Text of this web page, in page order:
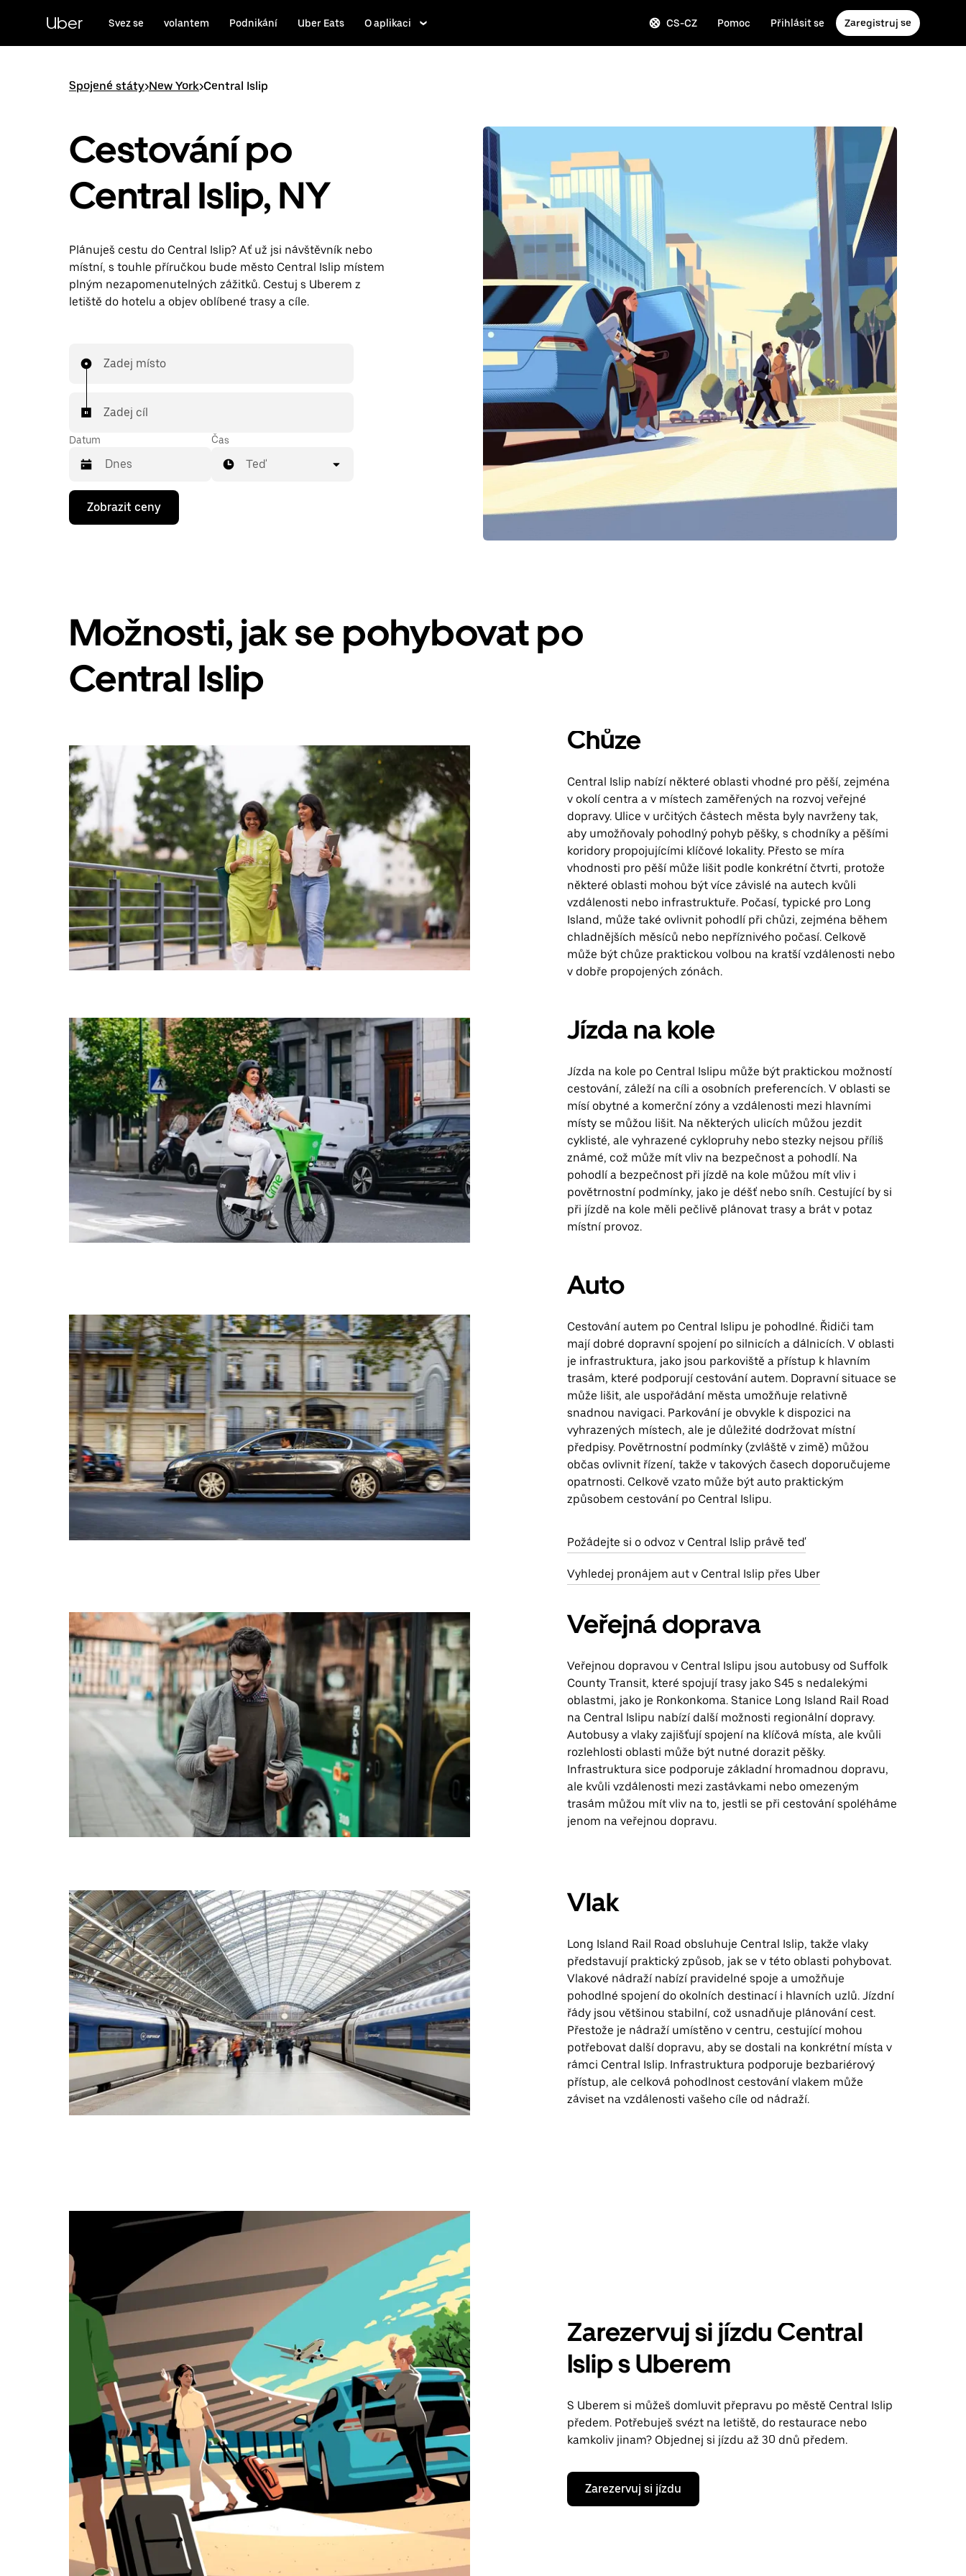
obsah
Uber Svez se volantem Podnikání Uber Eats O aplikaci CS-CZ Pomoc Přihlásit se Zaregistruj se
Spojené státy>New York>Central Islip
Cestování po
Central Islip, NY
Plánuješ cestu do Central Islip? Ať už jsi návštěvník nebo
místní, s touhle příručkou bude město Central Islip místem
plným nezapomenutelných zážitků. Cestuj s Uberem z
letiště do hotelu a objev oblíbené trasy a cíle.
Zadej místo
Zadej cíl
Datum
Stisknutím
klávesy
se
Stisknutím
klávesy
zavřeš
kalendář.
Čas
Teď
Zobrazit ceny
Možnosti, jak se pohybovat po
Central Islip
Chůze
Central Islip nabízí některé oblasti vhodné pro pěší, zejména
v okolí centra a v místech zaměřených na rozvoj veřejné
dopravy. Ulice v určitých částech města byly navrženy tak,
aby umožňovaly pohodlný pohyb pěšky, s chodníky a pěšími
koridory propojujícími klíčové lokality. Přesto se míra
vhodnosti pro pěší může lišit podle konkrétní čtvrti, protože
některé oblasti mohou být více závislé na autech kvůli
vzdálenosti nebo infrastruktuře. Počasí, typické pro Long
Island, může také ovlivnit pohodlí při chůzi, zejména během
chladnějších měsíců nebo nepříznivého počasí. Celkově
může být chůze praktickou volbou na kratší vzdálenosti nebo
v dobře propojených zónách.
Jízda na kole
Jízda na kole po Central Islipu může být praktickou možností
cestování, záleží na cíli a osobních preferencích. V oblasti se
mísí obytné a komerční zóny a vzdálenosti mezi hlavními
místy se můžou lišit. Na některých ulicích můžou jezdit
cyklisté, ale vyhrazené cyklopruhy nebo stezky nejsou příliš
známé, což může mít vliv na bezpečnost a pohodlí. Na
pohodlí a bezpečnost při jízdě na kole můžou mít vliv i
povětrnostní podmínky, jako je déšť nebo sníh. Cestující by si
při jízdě na kole měli pečlivě plánovat trasy a brát v potaz
místní provoz.
Auto
Cestování autem po Central Islipu je pohodlné. Řidiči tam
mají dobré dopravní spojení po silnicích a dálnicích. V oblasti
je infrastruktura, jako jsou parkoviště a přístup k hlavním
trasám, které podporují cestování autem. Dopravní situace se
může lišit, ale uspořádání města umožňuje relativně
snadnou navigaci. Parkování je obvykle k dispozici na
vyhrazených místech, ale je důležité dodržovat místní
předpisy. Povětrnostní podmínky (zvláště v zimě) můžou
občas ovlivnit řízení, takže v takových časech doporučujeme
opatrnosti. Celkově vzato může být auto praktickým
způsobem cestování po Central Islipu.
Požádejte si o odvoz v Central Islip právě teď
Vyhledej pronájem aut v Central Islip přes Uber
Veřejná doprava
Veřejnou dopravou v Central Islipu jsou autobusy od Suffolk
County Transit, které spojují trasy jako S45 s nedalekými
oblastmi, jako je Ronkonkoma. Stanice Long Island Rail Road
na Central Islipu nabízí další možnosti regionální dopravy.
Autobusy a vlaky zajišťují spojení na klíčová místa, ale kvůli
rozlehlosti oblasti může být nutné dorazit pěšky.
Infrastruktura sice podporuje základní hromadnou dopravu,
ale kvůli vzdálenosti mezi zastávkami nebo omezeným
trasám můžou mít vliv na to, jestli se při cestování spoléháme
jenom na veřejnou dopravu.
Vlak
Long Island Rail Road obsluhuje Central Islip, takže vlaky
představují praktický způsob, jak se v této oblasti pohybovat.
Vlakové nádraží nabízí pravidelné spoje a umožňuje
pohodlné spojení do okolních destinací i hlavních uzlů. Jízdní
řády jsou většinou stabilní, což usnadňuje plánování cest.
Přestože je nádraží umístěno v centru, cestující mohou
potřebovat další dopravu, aby se dostali na konkrétní místa v
rámci Central Islip. Infrastruktura podporuje bezbariérový
přístup, ale celková pohodlnost cestování vlakem může
záviset na vzdálenosti vašeho cíle od nádraží.
Zarezervuj si jízdu Central
Islip s Uberem
S Uberem si můžeš domluvit přepravu po městě Central Islip
předem. Potřebuješ svézt na letiště, do restaurace nebo
kamkoliv jinam? Objednej si jízdu až 30 dnů předem.
Zarezervuj si jízdu